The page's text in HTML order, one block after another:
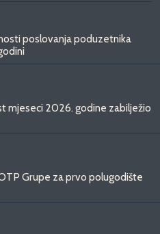
poslovanja poduzetnika
mjeseci 2026. godine zabilježio
Grupe za prvo polugodište